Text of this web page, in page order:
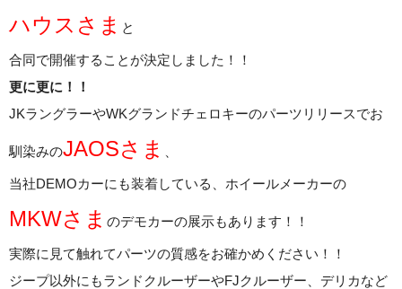
ハウスさま と
合同で開催することが決定しました！！
更に更に！！
JKラングラーやWKグランドチェロキーのパーツリリースでお
馴染みのJAOSさま
当社DEMOカーにも装着している、ホイールメーカーの
MKWさま のデモカーの展示もあります！！
実際に見て触れてパーツの質感をお確かめください！！
ジープ以外にもランドクルーザーやFJクルーザー、デリカなど